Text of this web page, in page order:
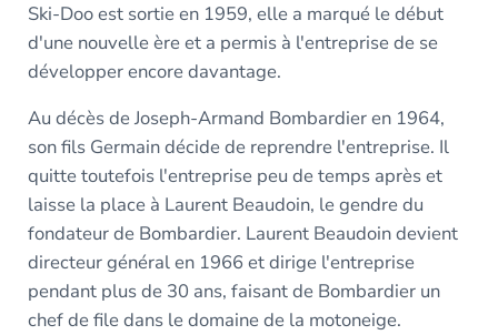
Ski-Doo est sortie en 1959, elle a marqué le début
d'une nouvelle ère et a permis à l'entreprise de se
développer encore davantage.
Au décès de Joseph-Armand Bombardier en 1964,
son fils Germain décide de reprendre l'entreprise. Il
quitte toutefois l'entreprise peu de temps après et
laisse la place à Laurent Beaudoin, le gendre du
fondateur de Bombardier. Laurent Beaudoin devient
directeur général en 1966 et dirige l'entreprise
pendant plus de 30 ans, faisant de Bombardier un
chef de file dans le domaine de la motoneige.